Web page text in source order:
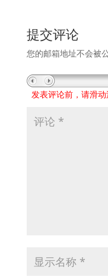
提交评论
您的邮箱地址不会被公
发表评论前，请滑